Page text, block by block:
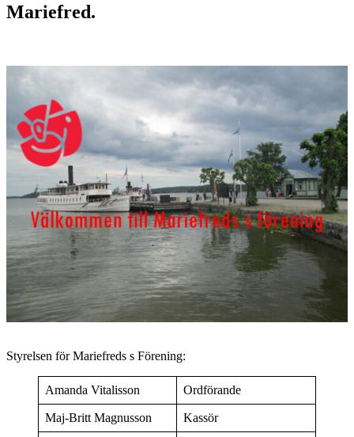
Mariefred.
Styrelsen för Mariefreds s Förening:
Amanda Vitalisson Ordförande
Maj-Britt Magnusson Kassör